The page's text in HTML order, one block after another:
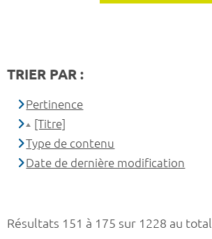
Résultats 151 à 175 sur 1228 au total
TRIER PAR :
Pertinence
[Titre]
Type de contenu
Date de dernière modification